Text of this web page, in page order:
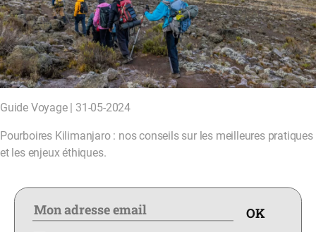
Guide Voyage | 31-05-2024
Pourboires Kilimanjaro : nos conseils sur les meilleures pratiques
et les enjeux éthiques.